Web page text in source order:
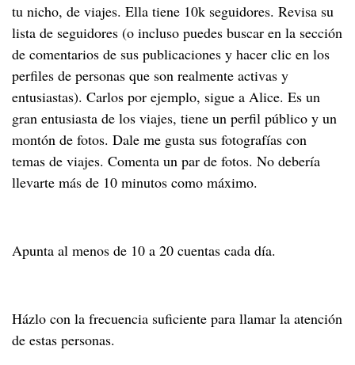
tu nicho, de viajes. Ella tiene 10k seguidores. Revisa su
lista de seguidores (o incluso puedes buscar en la sección
de comentarios de sus publicaciones y hacer clic en los
perfiles de personas que son realmente activas y
entusiastas). Carlos por ejemplo, sigue a Alice. Es un
gran entusiasta de los viajes, tiene un perfil público y un
montón de fotos. Dale me gusta sus fotografías con
temas de viajes. Comenta un par de fotos. No debería
llevarte más de 10 minutos como máximo.
Apunta al menos de 10 a 20 cuentas cada día.
Házlo con la frecuencia suficiente para llamar la atención
de estas personas.